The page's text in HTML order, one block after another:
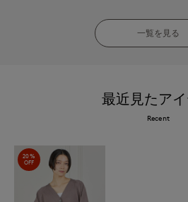
一覧を見る
最近見たア
Recent
20%
OFF